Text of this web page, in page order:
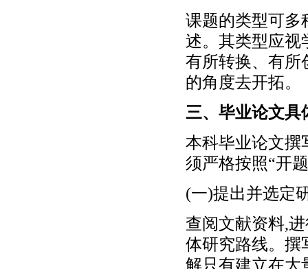
课题的类型可多
述。其类型应视
有所转换、有所
的角度去开拓。
三、毕业论文具
本科毕业论文撰
须严格按照“开
(一)提出并选定
查阅文献资料,
体研究路线。撰
解只有建立在大